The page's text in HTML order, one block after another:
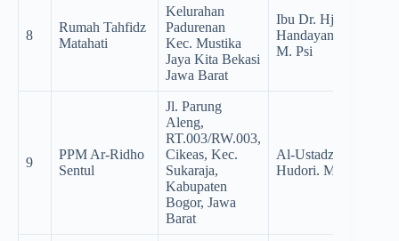
8
Rumah Tahfidz
Matahati
Kelurahan
Padurenan
Kec. Mustika
Jaya Kita Bekasi
Jawa Barat
Ibu Dr. Hj. Tutut
Handayani, S. Psi.,
M. Psi
9
PPM Ar-Ridho
Sentul
Jl. Parung
Aleng,
RT.003/RW.003,
Cikeas, Kec.
Sukaraja,
Kabupaten
Bogor, Jawa
Barat
Al-Ustadz KH. Ir.
Hudori. MSc.